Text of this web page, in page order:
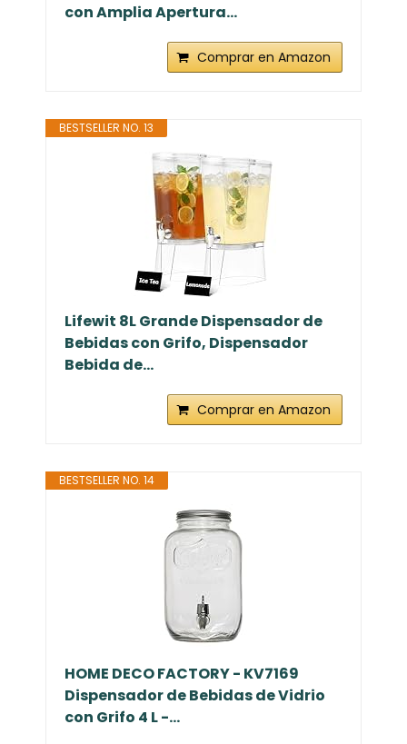
con Amplia Apertura...
Comprar en Amazon
BESTSELLER NO. 13
Lifewit 8L Grande Dispensador de
Bebidas con Grifo, Dispensador
Bebida de...
Comprar en Amazon
BESTSELLER NO. 14
HOME DECO FACTORY - KV7169
Dispensador de Bebidas de Vidrio
con Grifo 4 L -...